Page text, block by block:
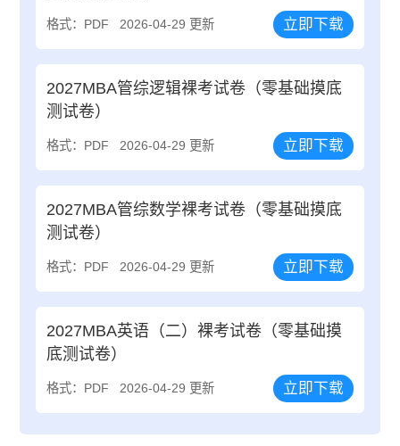
格式：PDF 2026-04-29 更新 立即下载
2027MBA管综逻辑裸考试卷（零基础摸底
测试卷）
格式：PDF 2026-04-29 更新 立即下载
2027MBA管综数学裸考试卷（零基础摸底
测试卷）
格式：PDF 2026-04-29 更新 立即下载
2027MBA英语（二）裸考试卷（零基础摸
底测试卷）
格式：PDF 2026-04-29 更新 立即下载